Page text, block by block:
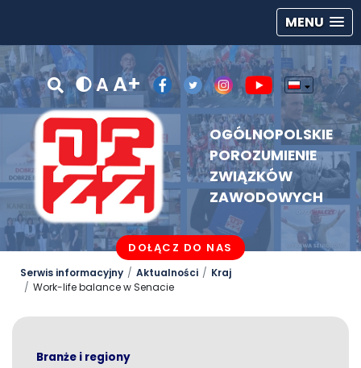
MENU
A A+
OGÓLNOPOLSKIE
POROZUMIENIE
ZWIĄZKÓW
ZAWODOWYCH
DOŁĄCZ DO NAS
Serwis informacyjny Aktualności
Kraj
Work-life balance w Senacie
Branże i regiony